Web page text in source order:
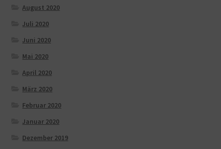
August 2020
Juli 2020
Juni 2020
Mai 2020
April 2020
März 2020
Februar 2020
Januar 2020
Dezember 2019